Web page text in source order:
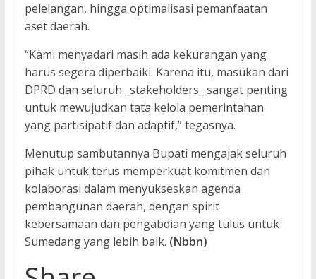
pelelangan, hingga optimalisasi pemanfaatan
aset daerah.
“Kami menyadari masih ada kekurangan yang
harus segera diperbaiki. Karena itu, masukan dari
DPRD dan seluruh _stakeholders_ sangat penting
untuk mewujudkan tata kelola pemerintahan
yang partisipatif dan adaptif,” tegasnya.
Menutup sambutannya Bupati mengajak seluruh
pihak untuk terus memperkuat komitmen dan
kolaborasi dalam menyukseskan agenda
pembangunan daerah, dengan spirit
kebersamaan dan pengabdian yang tulus untuk
Sumedang yang lebih baik. (Nbbn)